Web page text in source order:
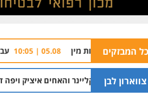
כל המבזקים
מין 05.08 | 10:05 עבריין מוכר
צווארון לבן
והאחים איציק ויפה דיין 04.08 | 22:18